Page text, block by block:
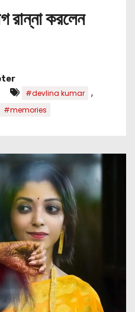
রান্না করলেন
#devlina kumar ,
#memories